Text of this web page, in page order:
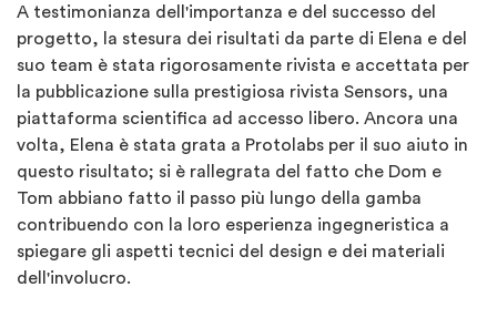
A testimonianza dell'importanza e del successo del
progetto, la stesura dei risultati da parte di Elena e del
suo team è stata rigorosamente rivista e accettata per
la pubblicazione sulla prestigiosa rivista Sensors, una
piattaforma scientifica ad accesso libero. Ancora una
volta, Elena è stata grata a Protolabs per il suo aiuto in
questo risultato; si è rallegrata del fatto che Dom e
Tom abbiano fatto il passo più lungo della gamba
contribuendo con la loro esperienza ingegneristica a
spiegare gli aspetti tecnici del design e dei materiali
dell'involucro.